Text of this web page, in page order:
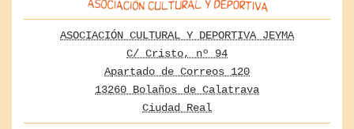
ASOCIACIÓN CULTURAL Y DEPORTIVA JEYMA
C/ Cristo, nº 94
Apartado de Correos 120
13260 Bolaños de Calatrava
Ciudad Real